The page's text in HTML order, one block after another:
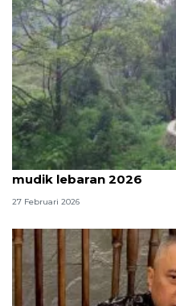
Pemprov Jabar jamin
mudik lebaran 2026
27 Februari 2026